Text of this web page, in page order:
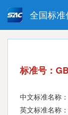
全国标准
强制性国
指导性技
标准号：
中文标准名称：
英文标准名称